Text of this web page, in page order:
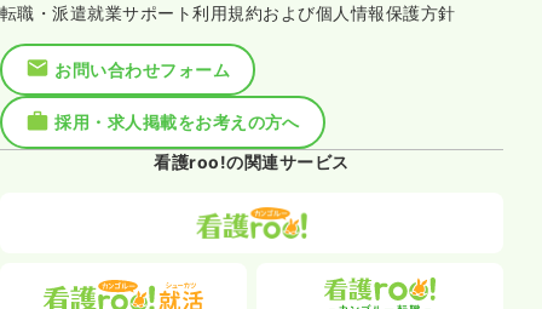
転職・派遣就業サポート利用規約および個人情報保護方針
お問い合わせフォーム
採用・求人掲載をお考えの方へ
看護roo!の関連サービス